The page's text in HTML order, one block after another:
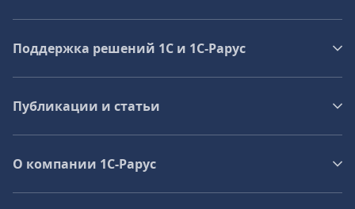
Поддержка решений 1С и 1С‑Рарус
Публикации и статьи
О компании 1C-Рарус